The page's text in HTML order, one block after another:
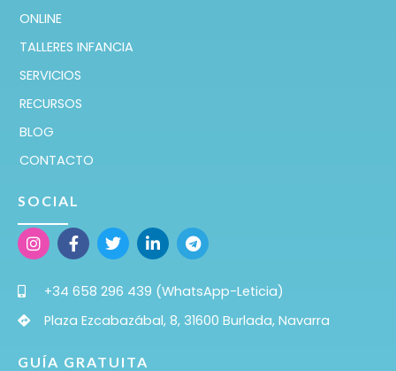
ONLINE
TALLERES INFANCIA
SERVICIOS
RECURSOS
BLOG
CONTACTO
SOCIAL
+34 658 296 439 (WhatsApp-Leticia)
Plaza Ezcabazábal, 8, 31600 Burlada, Navarra
GUÍA GRATUITA